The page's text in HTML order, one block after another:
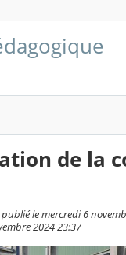
de la
publié le mercredi 6
2024 23:37